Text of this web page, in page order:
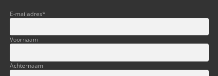
E-mailadres*
Voornaam
Achternaam